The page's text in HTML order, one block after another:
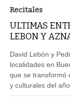
Recitales
ULTIMAS
LEBON Y
David Lebón y
localidades en
que se transformó
y culturales del año.